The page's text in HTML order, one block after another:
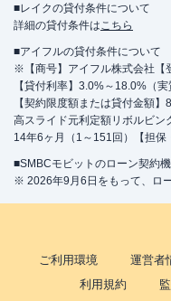
■レイクの貸付条件について
詳細の貸付条件はこちら
■アイフルの貸付条件について
※【商号】アイフル株式会社【
【貸付利率】3.0%～18.0%（
【契約限度額または貸付金額
高スライド元利定額リボルビン
14年6ヶ月（1～151回）【担保
■SMBCモビットのローン契約
※ 2026年9月6日をもって、ロ
ご利用環境 運営者
利用規約